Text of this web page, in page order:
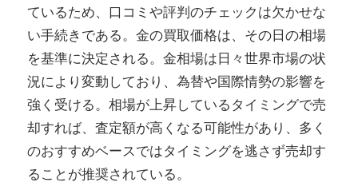
ているため、口コミや評判のチェックは欠かせな
い手続きである。金の買取価格は、その日の相場
を基準に決定される。金相場は日々世界市場の状
況により変動しており、為替や国際情勢の影響を
強く受ける。相場が上昇しているタイミングで売
却すれば、査定額が高くなる可能性があり、多く
のおすすめベースではタイミングを逃さず売却す
ることが推奨されている。